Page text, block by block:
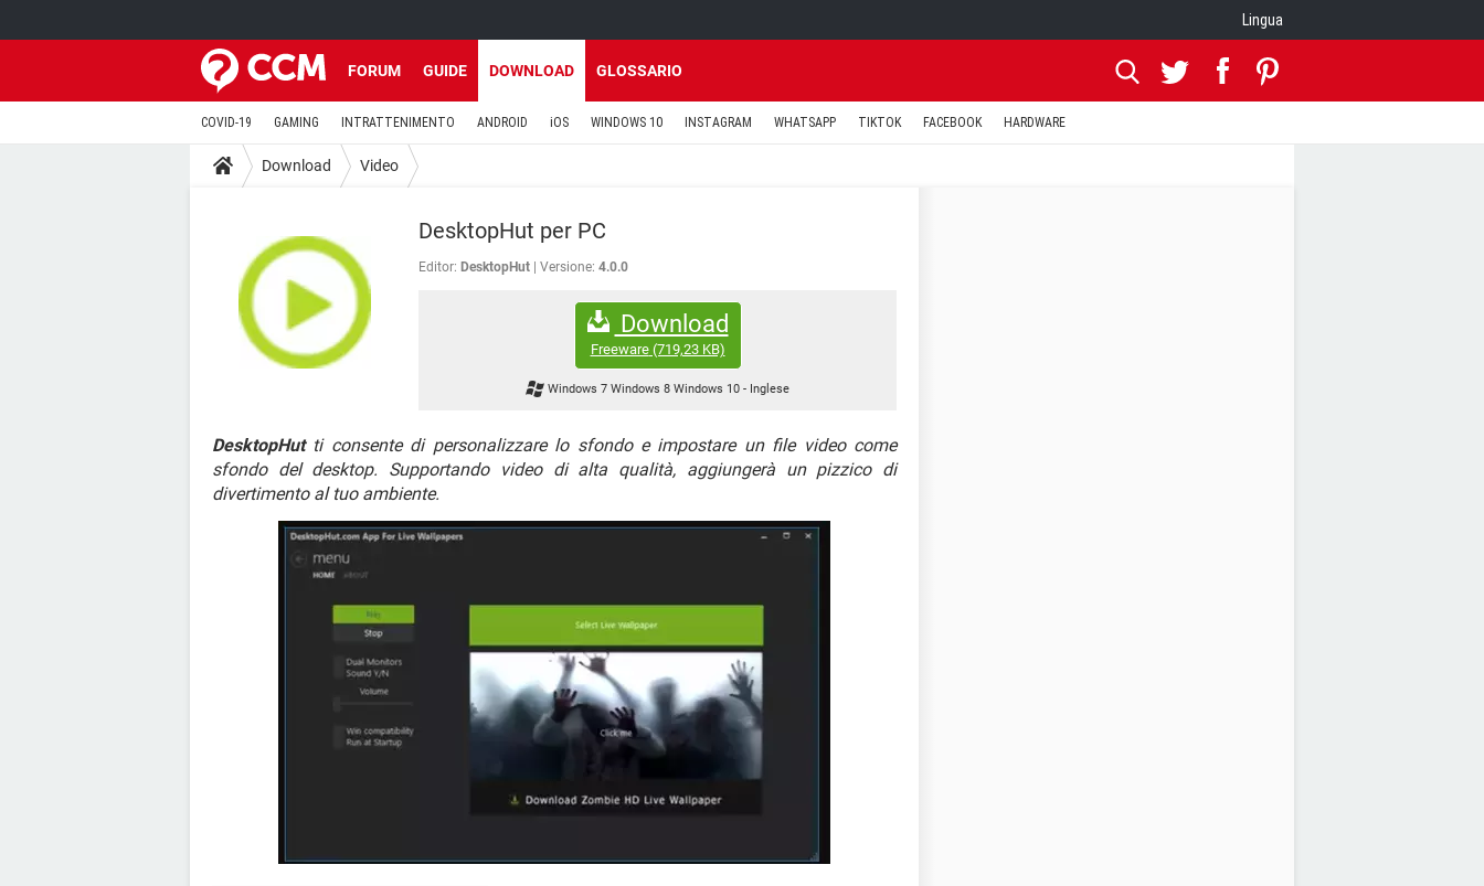
Lingua
FORUM GUIDE DOWNLOAD GLOSSARIO
COVID-19 GAMING INTRATTENIMENTO ANDROID iOS WINDOWS 10 INSTAGRAM WHATSAPP TIKTOK FACEBOOK HARDWARE
Download Video
DesktopHut per PC
Editor: DesktopHut Versione: 4.0.0
Download
Freeware(719,23 KB)
Windows 7 Windows 8 Windows 10- Inglese
DesktopHutti consente di personalizzare lo sfondo e impostare un file video come
sfondo del desktop. Supportando video di alta qualità, aggiungerà un pizzico di
divertimento al tuo ambiente.